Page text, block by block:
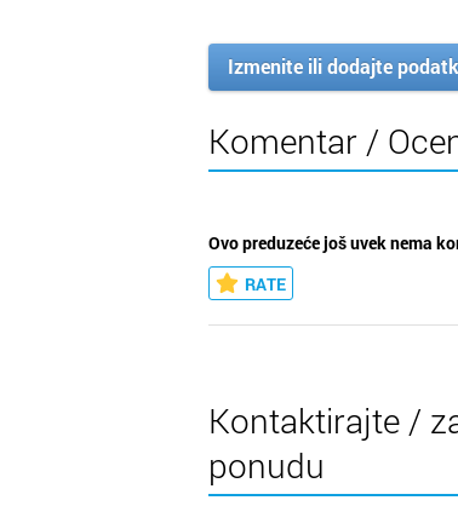
Izmenite ili dodajte
Komentar /
Ovo preduzeće još uvek nema
RATE
Kontaktirajte /
ponudu